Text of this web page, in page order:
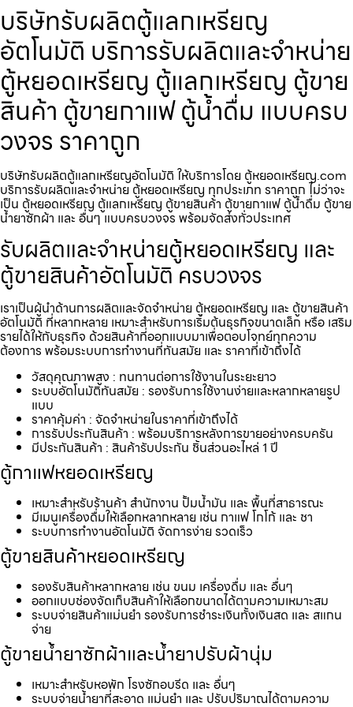
บริษัทรับผลิตตู้แลกเหรียญ​
อัตโนมัติ บริการรับผลิตและจำหน่าย
ตู้หยอดเหรียญ ตู้แลกเหรียญ ตู้ขาย
สินค้า ตู้ขายกาแฟ ตู้น้ำดื่ม แบบครบ
วงจร ราคาถูก
บริษัทรับผลิตตู้แลกเหรียญ​อัตโนมัติ ให้บริการโดย ตู้หยอดเหรียญ.com
บริการรับผลิตและจำหน่าย ตู้หยอดเหรียญ ทุกประเภท ราคาถูก ไม่ว่าจะ
เป็น ตู้หยอดเหรียญ ตู้แลกเหรียญ ตู้ขายสินค้า ตู้ขายกาแฟ ตู้น้ำดื่ม ตู้ขาย
น้ำยาซักผ้า และ อื่นๆ แบบครบวงจร พร้อมจัดส่งทั่วประเทศ
รับผลิตและจำหน่ายตู้หยอดเหรียญ และ
ตู้ขายสินค้าอัตโนมัติ ครบวงจร
เราเป็นผู้นำด้านการผลิตและจัดจำหน่าย ตู้หยอดเหรียญ และ ตู้ขายสินค้า
อัตโนมัติ ที่หลากหลาย เหมาะสำหรับการเริ่มต้นธุรกิจขนาดเล็ก หรือ เสริม
รายได้ให้กับธุรกิจ ด้วยสินค้าที่ออกแบบมาเพื่อตอบโจทย์ทุกความ
ต้องการ พร้อมระบบการทำงานที่ทันสมัย และ ราคาที่เข้าถึงได้
วัสดุคุณภาพสูง : ทนทานต่อการใช้งานในระยะยาว
ระบบอัตโนมัติทันสมัย : รองรับการใช้งานง่ายและหลากหลายรูป
แบบ
ราคาคุ้มค่า : จัดจำหน่ายในราคาที่เข้าถึงได้
การรับประกันสินค้า : พร้อมบริการหลังการขายอย่างครบครัน
มีประกันสินค้า : สินค้ารับประกัน ชิ้นส่วนอะไหล่ 1 ปี
ตู้กาแฟหยอดเหรียญ
เหมาะสำหรับร้านค้า สำนักงาน ปั้มน้ำมัน และ พื้นที่สาธารณะ
มีเมนูเครื่องดื่มให้เลือกหลากหลาย เช่น กาแฟ โกโก้ และ ชา
ระบบการทำงานอัตโนมัติ จัดการง่าย รวดเร็ว
ตู้ขายสินค้าหยอดเหรียญ
รองรับสินค้าหลากหลาย เช่น ขนม เครื่องดื่ม และ อื่นๆ
ออกแบบช่องจัดเก็บสินค้าให้เลือกขนาดได้ตามความเหมาะสม
ระบบจ่ายสินค้าแม่นยำ รองรับการชำระเงินทั้งเงินสด และ สแกน
จ่าย
ตู้ขายน้ำยาซักผ้าและน้ำยาปรับผ้านุ่ม
เหมาะสำหรับหอพัก โรงซักอบรีด และ อื่นๆ
ระบบจ่ายน้ำยาที่สะอาด แม่นยำ และ ปรับปริมาณได้ตามความ